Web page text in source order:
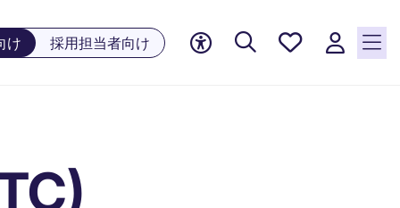
け 採用担当者向け
お気に